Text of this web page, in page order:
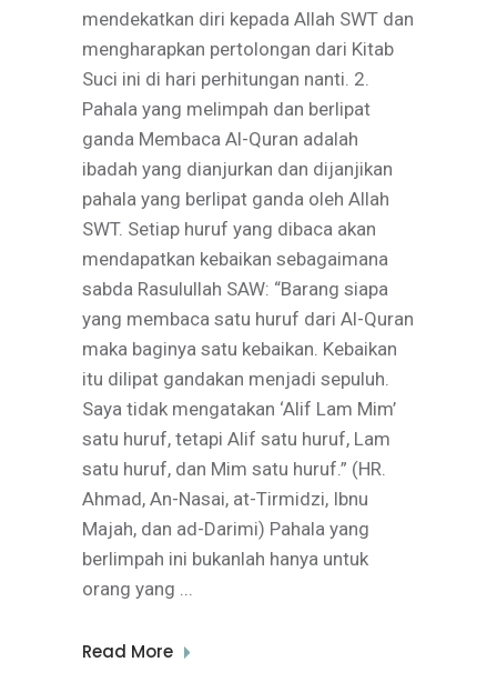
mendekatkan diri kepada Allah SWT dan
mengharapkan pertolongan dari Kitab
Suci ini di hari perhitungan nanti. 2.
Pahala yang melimpah dan berlipat
ganda Membaca Al-Quran adalah
ibadah yang dianjurkan dan dijanjikan
pahala yang berlipat ganda oleh Allah
SWT. Setiap huruf yang dibaca akan
mendapatkan kebaikan sebagaimana
sabda Rasulullah SAW: “Barang siapa
yang membaca satu huruf dari Al-Quran
maka baginya satu kebaikan. Kebaikan
itu dilipat gandakan menjadi sepuluh.
Saya tidak mengatakan ‘Alif Lam Mim’
satu huruf, tetapi Alif satu huruf, Lam
satu huruf, dan Mim satu huruf.” (HR.
Ahmad, An-Nasai, at-Tirmidzi, Ibnu
Majah, dan ad-Darimi) Pahala yang
berlimpah ini bukanlah hanya untuk
orang yang
Read More